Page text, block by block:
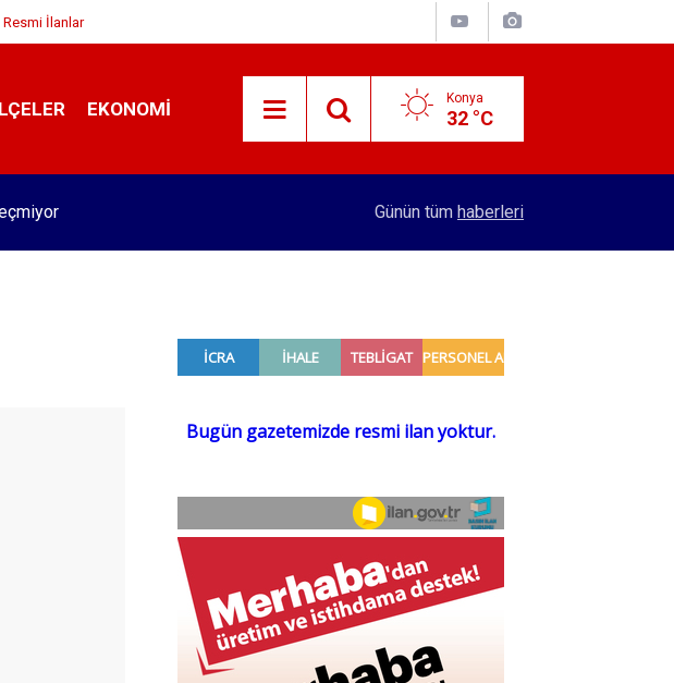
Resmi İlanlar
EKONOMI Konya
32 °C
Konya'da çeyrek ekmek köfte ile başlayan
Günün tüm haberleri